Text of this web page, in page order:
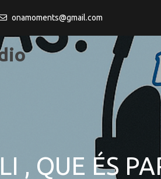
onamoments@gmail.com
, QUE ÉS